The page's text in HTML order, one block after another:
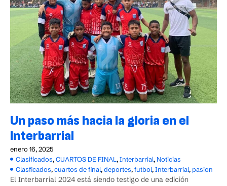
Un paso más hacia la gloria en el
Interbarrial
enero 16, 2025
Clasificados,CUARTOS DE FINAL ,Interbarrial, Noticias
Clasficados,cuartos de final,deportes,futbol,Interbarrial, pasion
El Interbarrial 2024 está siendo testigo de una edición